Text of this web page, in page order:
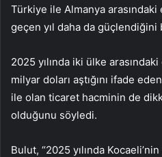
Türkiye ile Almanya
geçen yıl daha da
2025 yılında iki ülke
milyar doları aştığını ifade
ile olan ticaret hacminin de
olduğunu söyledi.
Bulut, “2025 yılında